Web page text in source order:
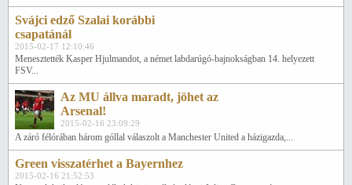
Svájci edző Szalai korábbi
csapatánál
2015-02-17 12:10:46
Menesztették Kasper Hjulmandot, a német labdarúgó-bajnokságban 14. helyezett
FSV...
Az MU állva maradt, jöhet az
Arsenal!
2015-02-16 23:09:29
A záró félórában három góllal válaszolt a Manchester United a házigazda,...
Green visszatérhet a Bayernhez
2015-02-16 21:52:53